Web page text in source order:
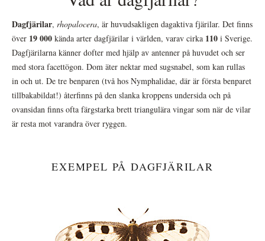
Dagfjärilar, rhopalocera, är huvudsakligen dagaktiva fjärilar. Det finns
över 19 000 kända arter dagfjärilar i världen, varav cirka 110 i Sverige.
Dagfjärilarna känner dofter med hjälp av antenner på huvudet och ser
med stora facettögon. Dom äter nektar med sugsnabel, som kan rullas
in och ut. De tre benparen (två hos Nymphalidae, där är första benparet
tillbakabildat!) återfinns på den slanka kroppens undersida och på
ovansidan finns ofta färgstarka brett triangulära vingar som när de vilar
är resta mot varandra över ryggen.
EXEMPEL PÅ DAGFJÄRILAR